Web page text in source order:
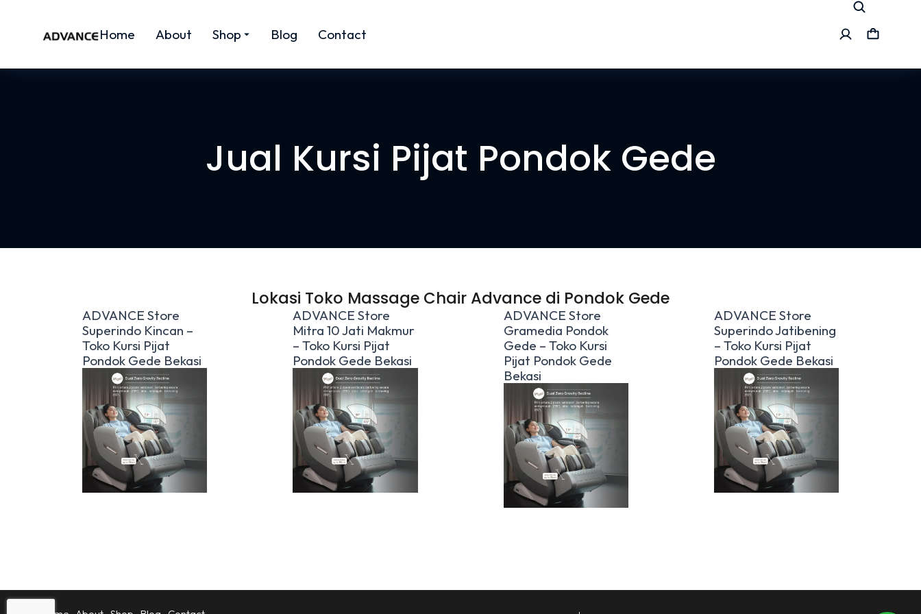
Home About Shop Blog Contact
Jual Kursi Pijat Pondok Gede
Lokasi Toko Massage Chair Advance di Pondok Gede
ADVANCE Store
Superindo Kincan –
Toko Kursi Pijat
Pondok Gede Bekasi
ADVANCE Store
Mitra 10 Jati Makmur
– Toko Kursi Pijat
Pondok Gede Bekasi
ADVANCE Store
Gramedia Pondok
Gede – Toko Kursi
Pijat Pondok Gede
Bekasi
ADVANCE Store
Superindo Jatibening
– Toko Kursi Pijat
Pondok Gede Bekasi